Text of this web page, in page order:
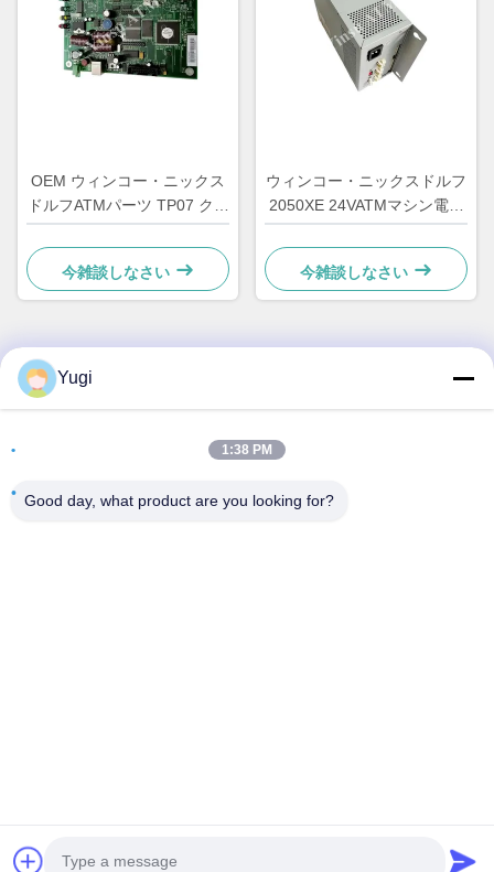
OEM ウィンコー・ニックス
ドルフATMパーツ TP07 クリ
プトプリンター メインPCB
コントローラボード
01750063547
今雑談しなさい
ウィンコー・ニックスドルフ
2050XE 24VATMマシン電源
部品 01750069162
1750069162
今雑談しなさい
クイックコンタクト
ジアン地域産業公園 ベイジアオ町 フォシャン州 広東
品 メーカー。Copyright© 2026 Guangzhou Yinsu Electronic
Yugi
1:38 PM
Good day, what product are you looking for?